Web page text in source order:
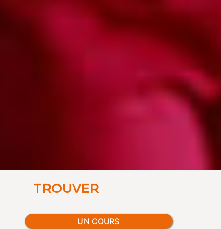
TROUVER
UN COURS